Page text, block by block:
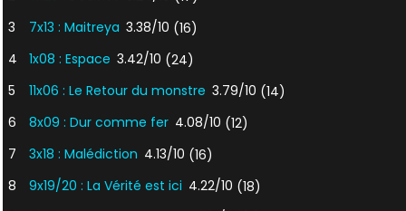
3
7x13 : Maitreya 3.38/10 (16)
4
1x08 : Espace 3.42/10 (24)
5
11x06 : Le Retour du monstre 3.79/10 (14)
6
8x09 : Dur comme fer 4.08/10 (12)
7
3x18 : Malédiction 4.13/10 (16)
8
9x19/20 : La Vérité est ici 4.22/10 (18)